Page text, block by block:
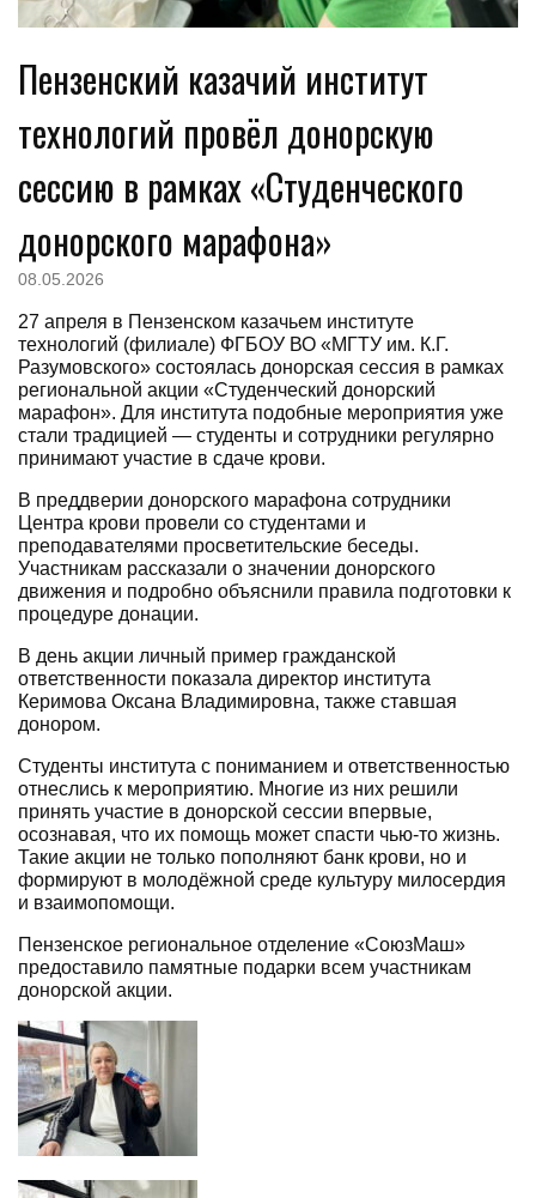
Пензенский казачий институт
технологий провёл донорскую
сессию в рамках «Студенческого
донорского марафона»
08.05.2026
27 апреля в Пензенском казачьем институте
технологий (филиале) ФГБОУ ВО «МГТУ им. К.Г.
Разумовского» состоялась донорская сессия в рамках
региональной акции «Студенческий донорский
марафон». Для института подобные мероприятия уже
стали традицией — студенты и сотрудники регулярно
принимают участие в сдаче крови.
В преддверии донорского марафона сотрудники
Центра крови провели со студентами и
преподавателями просветительские беседы.
Участникам рассказали о значении донорского
движения и подробно объяснили правила подготовки к
процедуре донации.
В день акции личный пример гражданской
ответственности показала директор института
Керимова Оксана Владимировна, также ставшая
донором.
Студенты института с пониманием и ответственностью
отнеслись к мероприятию. Многие из них решили
принять участие в донорской сессии впервые,
осознавая, что их помощь может спасти чью-то жизнь.
Такие акции не только пополняют банк крови, но и
формируют в молодёжной среде культуру милосердия
и взаимопомощи.
Пензенское региональное отделение «СоюзМаш»
предоставило памятные подарки всем участникам
донорской акции.